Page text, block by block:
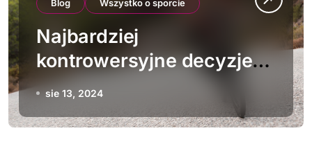
Blog Wszystko o sporcie
Najbardziej
kontrowersyjne decyzje
sędziowskie w historii
sie 13, 2024